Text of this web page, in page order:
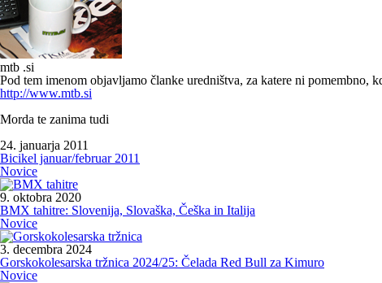
mtb .si
Pod tem imenom objavljamo članke uredništva, za katere ni
http://www.mtb.si
Morda te zanima tudi
24. januarja 2011
Bicikel januar/februar 2011
Novice
9. oktobra 2020
BMX tahitre: Slovenija, Slovaška, Češka in Italija
Novice
3. decembra 2024
Gorskokolesarska tržnica 2024/25: Čelada Red Bull za Kimuro
Novice